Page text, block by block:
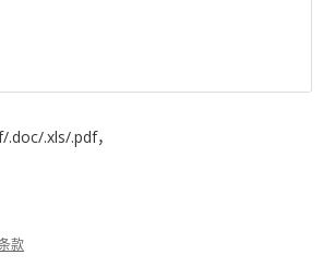
.xls/.pdf，
款